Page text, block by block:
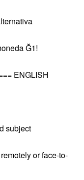
Ğ1!
ENGLISH
subject
or face-to-